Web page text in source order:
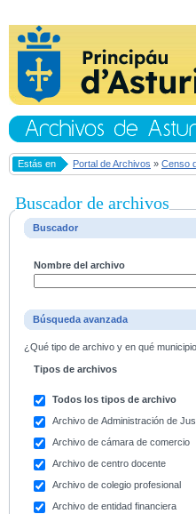
Estás en Portal de Archivos » Censo
Buscador de archivos
Buscador
Nombre del archivo
Búsqueda avanzada
¿Qué tipo de archivo y en qué
Tipos de archivos
Todos los tipos de archivo
Archivo de Administración de
Archivo de cámara de comercio
Archivo de centro docente
Archivo de colegio profesional
Archivo de entidad financiera